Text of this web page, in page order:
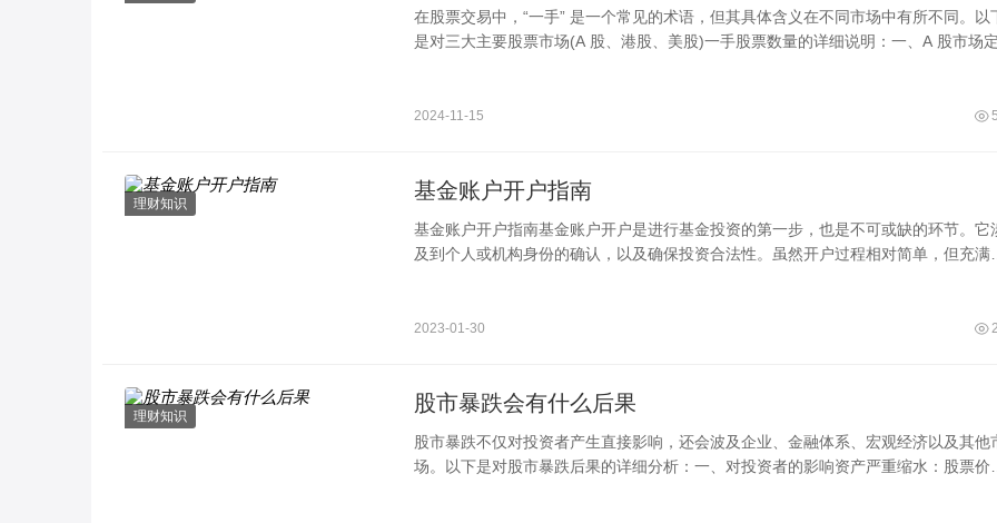
在股票交易中，“一手” 是一个常见的术语，但其具体含义在不同市场中有所不同。以
是对三大主要股票市场(A 股、港股、美股)一手股票数量的详细说明：一、A 股市场定
2024-11-15
理财知识
基金账户开户指南
基金账户开户指南基金账户开户是进行基金投资的第一步，也是不可或缺的环节。它
及到个人或机构身份的确认，以及确保投资合法性。虽然开户过程相对简单，但充满了
2023-01-30
理财知识
股市暴跌会有什么后果
股市暴跌不仅对投资者产生直接影响，还会波及企业、金融体系、宏观经济以及其他
场。以下是对股市暴跌后果的详细分析：一、对投资者的影响资产严重缩水：股票价格